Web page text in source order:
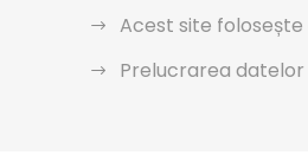
Acest site
Prelucrarea